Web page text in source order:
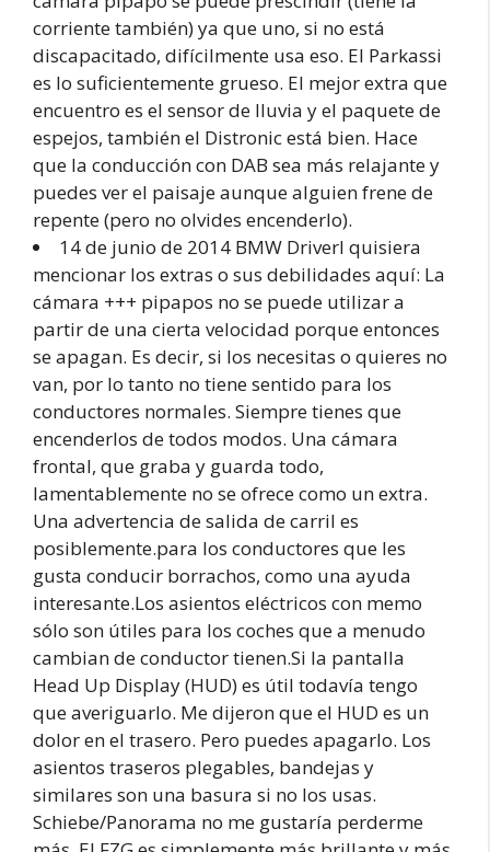
corriente también) ya que uno, si no está
discapacitado, difícilmente usa eso. El Parkassi
es lo suficientemente grueso. El mejor extra que
encuentro es el sensor de lluvia y el paquete de
espejos, también el Distronic está bien. Hace
que la conducción con DAB sea más relajante y
puedes ver el paisaje aunque alguien frene de
repente (pero no olvides encenderlo).
14 de junio de 2014 BMW DriverI quisiera
mencionar los extras o sus debilidades aquí: La
cámara +++ pipapos no se puede utilizar a
partir de una cierta velocidad porque entonces
se apagan. Es decir, si los necesitas o quieres no
van, por lo tanto no tiene sentido para los
conductores normales. Siempre tienes que
encenderlos de todos modos. Una cámara
frontal, que graba y guarda todo,
lamentablemente no se ofrece como un extra.
Una advertencia de salida de carril es
posiblemente.para los conductores que les
gusta conducir borrachos, como una ayuda
interesante.Los asientos eléctricos con memo
sólo son útiles para los coches que a menudo
cambian de conductor tienen.Si la pantalla
Head Up Display (HUD) es útil todavía tengo
que averiguarlo. Me dijeron que el HUD es un
dolor en el trasero. Pero puedes apagarlo. Los
asientos traseros plegables, bandejas y
similares son una basura si no los usas.
Schiebe/Panorama no me gustaría perderme